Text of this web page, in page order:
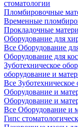
стоматологии
Пломбировочные
Временные
Прокладочные
Оборудование для
Все Оборудование
Оборудование для
Зуботехническое
оборудование и
Все
Оборудование и
Оборудование и
Все Оборудование и
Гипс